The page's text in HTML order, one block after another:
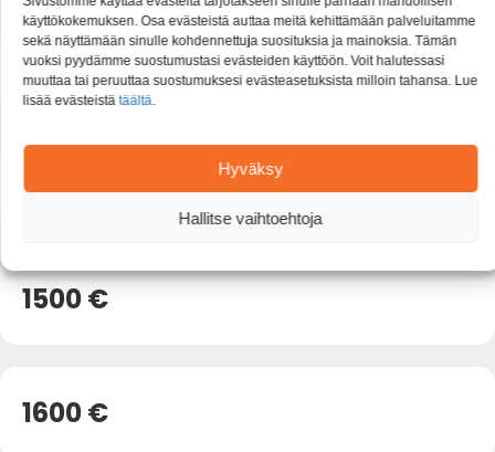
käyttökokemuksen. Osa evästeistä auttaa meitä kehittämään palveluitamme
sekä näyttämään sinulle kohdennettuja suosituksia ja mainoksia. Tämän
vuoksi pyydämme suostumustasi evästeiden käyttöön. Voit halutessasi
muuttaa tai peruuttaa suostumuksesi evästeasetuksista milloin tahansa. Lue
lisää evästeistätäältä.
Hyväksy
Hallitse vaihtoehtoja
1300 €
1400 €
1500 €
1600 €